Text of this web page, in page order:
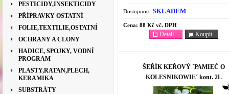
PESTICIDY,INSEKTICIDY
PŘÍPRAVKY OSTATNÍ
FOLIE,TEXTILIE,OSTATNÍ
OCHRANY A CLONY
HADICE, SPOJKY, VODNÍ
PROGRAM
PLASTY,RATAN,PLECH,
KERAMIKA
SUBSTRÁTY
Dostupnost: SKLADEM
Cena: 88 Kč vč. DPH
Koupit
Detail
ŠEŘÍK KEŘOVÝ ´PAMIEĆ O
KOLESNIKOWIE´ kont. 2L